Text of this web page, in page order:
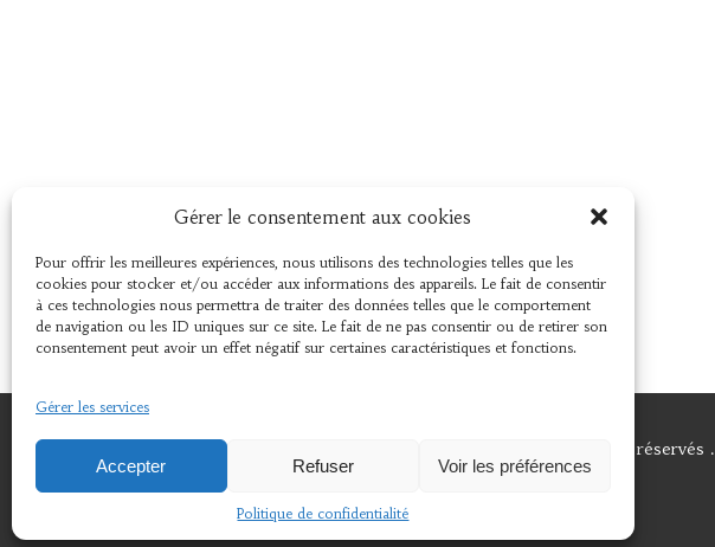
Gérer le consentement aux cookies
Pour offrir les meilleures expériences, nous utilisons des technologies telles que les
cookies pour stocker et/ou accéder aux informations des appareils. Le fait de consentir
à ces technologies nous permettra de traiter des données telles que le comportement
de navigation ou les ID uniques sur ce site. Le fait de ne pas consentir ou de retirer son
consentement peut avoir un effet négatif sur certaines caractéristiques et fonctions.
Gérer les services
Accepter Refuser Voir les préférences
Politique de confidentialité
© 2024 © 2018 Association L'Amer 29670 Henvic . Tous droits réservés .